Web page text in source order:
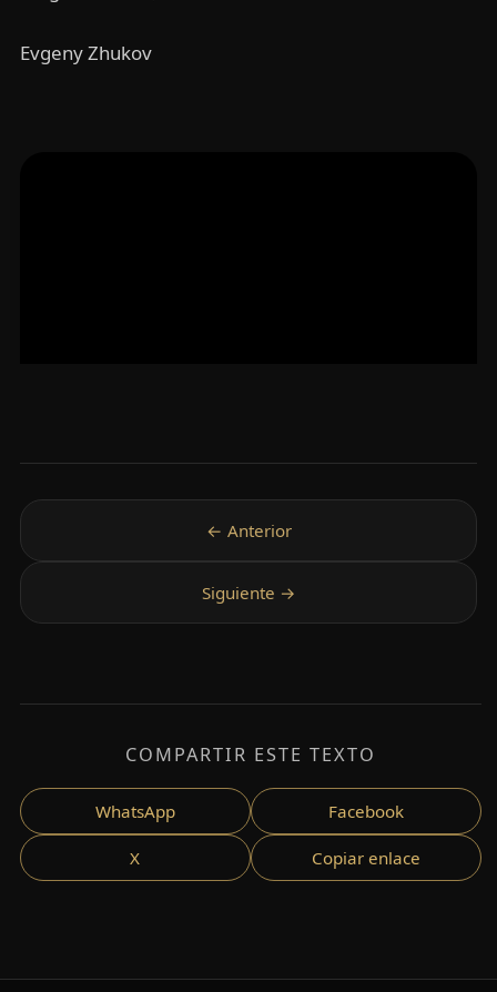
Evgeny Zhukov
COMPARTIR ESTE TEXTO
WhatsApp Facebook
X Copiar enlace